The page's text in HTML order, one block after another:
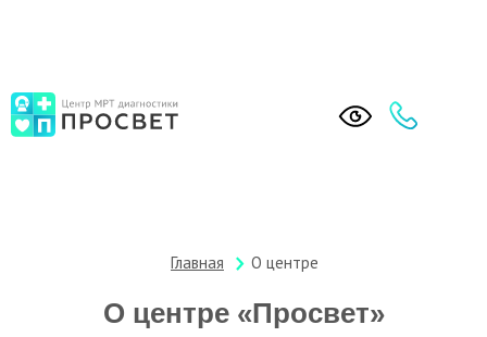
О центре «Просвет»
Главная О центре